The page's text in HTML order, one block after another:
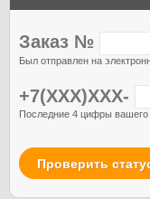
Заказ №
Был отправлен на
+7(XXX)XXX-
Последние 4 цифры
Проверить